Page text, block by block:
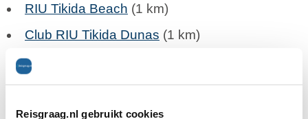
Reisgraag.nl gebruikt cookies
RIU Tikida Beach (1 km)
Club RIU Tikida Dunas (1 km)
RIU Tikida Agadir
Club Tagadirt(2 km)
Club Med Agadir (2 km)